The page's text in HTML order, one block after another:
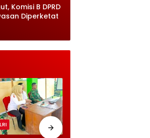
Komisi B DPRD
Diperketat